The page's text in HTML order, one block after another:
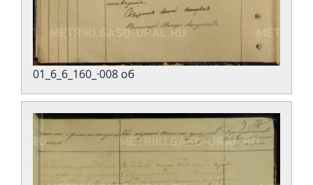
01_6_6_160_·008 об